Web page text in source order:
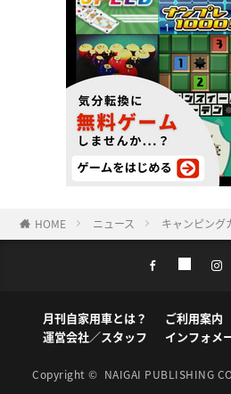
HOME ニュース キャンピン
月刊自家用車とは？ ご利用案内
運営会社／スタッフ
インフォメ
Copyright © NAIGAI PUBLISHING